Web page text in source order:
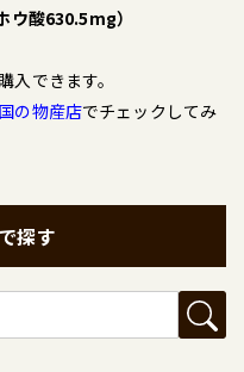
ウ酸630.5mg）
入できます。
の物産店でチェックしてみ
探す